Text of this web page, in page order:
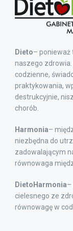
Dieto– ponieważ
naszego
codzienne,
praktykowania,
destrukcyjnie,
chorób.
Harmonia–
niezbędna do
zadowalającym
równowaga
DietoHarmonia–
cielesnego ze
równowagę w